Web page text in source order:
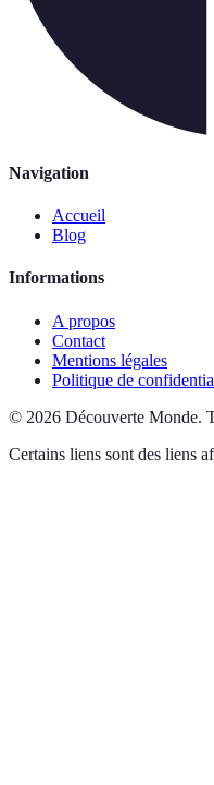
Navigation
Accueil
Blog
Informations
A propos
Contact
Mentions légales
Politique de
© 2026 Découverte Monde.
Certains liens sont des liens